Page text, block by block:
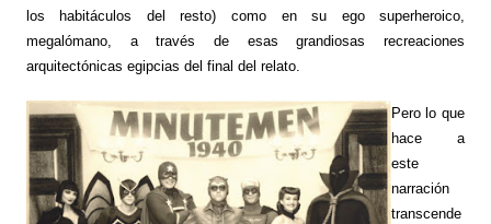
los habitáculos del resto) como en su ego superheroico,
megalómano, a través de esas grandiosas recreaciones
arquitectónicas egipcias del final del relato.
Pero lo que
hace a
este
narración
transcende